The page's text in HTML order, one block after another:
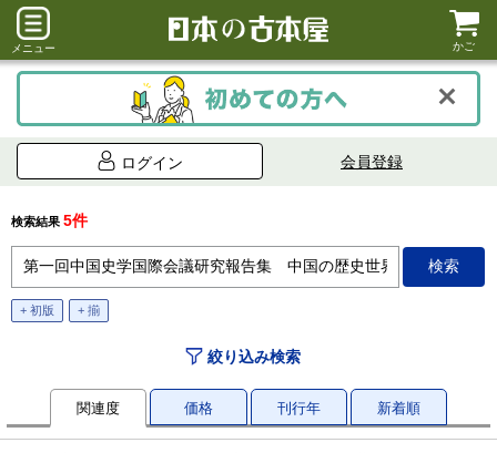
メニュー かご
ログイン 会員登録
検索結果 5件
+ 初版 + 揃
絞り込み検索
関連度 価格 刊行年 新着順